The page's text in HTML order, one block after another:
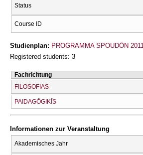
Status
Course ID
Studienplan: PROGRAMMA SPOUDŌN 2011
Registered students: 3
Fachrichtung
FILOSOFIAS
PAIDAGŌGIKĪS
Informationen zur Veranstaltung
Akademisches Jahr